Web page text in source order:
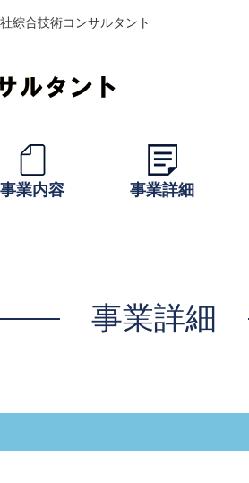
綜合技術コンサルタント
事業内容 事業詳細
事業詳細